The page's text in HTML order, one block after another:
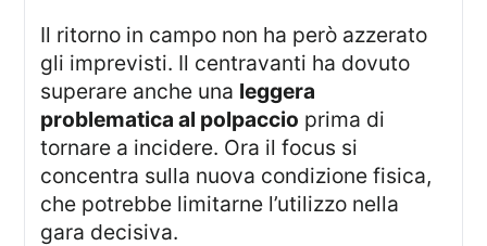
Il ritorno in campo non ha però azzerato
gli imprevisti. Il centravanti ha dovuto
superare anche una leggera
problematica al polpaccio prima di
tornare a incidere. Ora il focus si
concentra sulla nuova condizione fisica,
che potrebbe limitarne l’utilizzo nella
gara decisiva.